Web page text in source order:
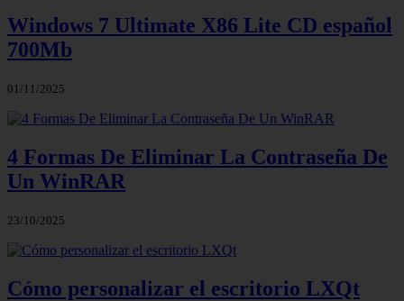
Windows 7 Ultimate X86 Lite CD español
700Mb
01/11/2025
4 Formas De Eliminar La Contraseña De
Un WinRAR
23/10/2025
Cómo personalizar el escritorio LXQt